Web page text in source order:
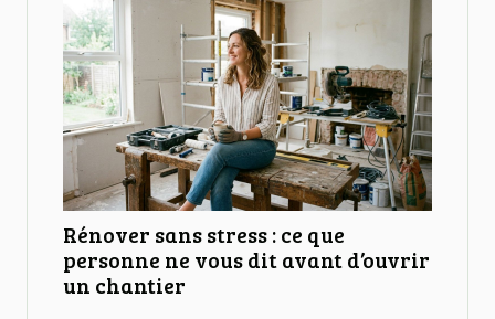
Rénover sans stress : ce que
personne ne vous dit avant d’ouvrir
un chantier